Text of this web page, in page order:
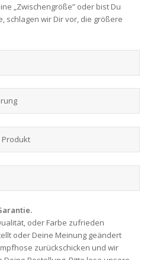
„Zwischengröße” oder bist Du
schlagen wir Dir vor, die größere
oder Farbe zufrieden
oder Deine Meinung geändert
zurückschicken und wir